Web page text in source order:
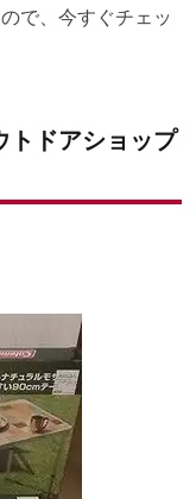
で、今すぐチェッ
トドアショップ